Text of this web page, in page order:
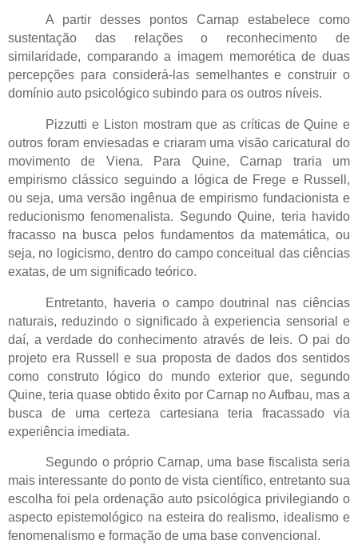
A partir desses pontos Carnap estabelece como
sustentação das relações o reconhecimento de
similaridade, comparando a imagem memorética de duas
percepções para considerá-las semelhantes e construir o
domínio auto psicológico subindo para os outros níveis.
Pizzutti e Liston mostram que as críticas de Quine e
outros foram enviesadas e criaram uma visão caricatural do
movimento de Viena. Para Quine, Carnap traria um
empirismo clássico seguindo a lógica de Frege e Russell,
ou seja, uma versão ingênua de empirismo fundacionista e
reducionismo fenomenalista. Segundo Quine, teria havido
fracasso na busca pelos fundamentos da matemática, ou
seja, no logicismo, dentro do campo conceitual das ciências
exatas, de um significado teórico.
Entretanto, haveria o campo doutrinal nas ciências
naturais, reduzindo o significado à experiencia sensorial e
daí, a verdade do conhecimento através de leis. O pai do
projeto era Russell e sua proposta de dados dos sentidos
como construto lógico do mundo exterior que, segundo
Quine, teria quase obtido êxito por Carnap no Aufbau, mas a
busca de uma certeza cartesiana teria fracassado via
experiência imediata.
Segundo o próprio Carnap, uma base fiscalista seria
mais interessante do ponto de vista científico, entretanto sua
escolha foi pela ordenação auto psicológica privilegiando o
aspecto epistemológico na esteira do realismo, idealismo e
fenomenalismo e formação de uma base convencional.